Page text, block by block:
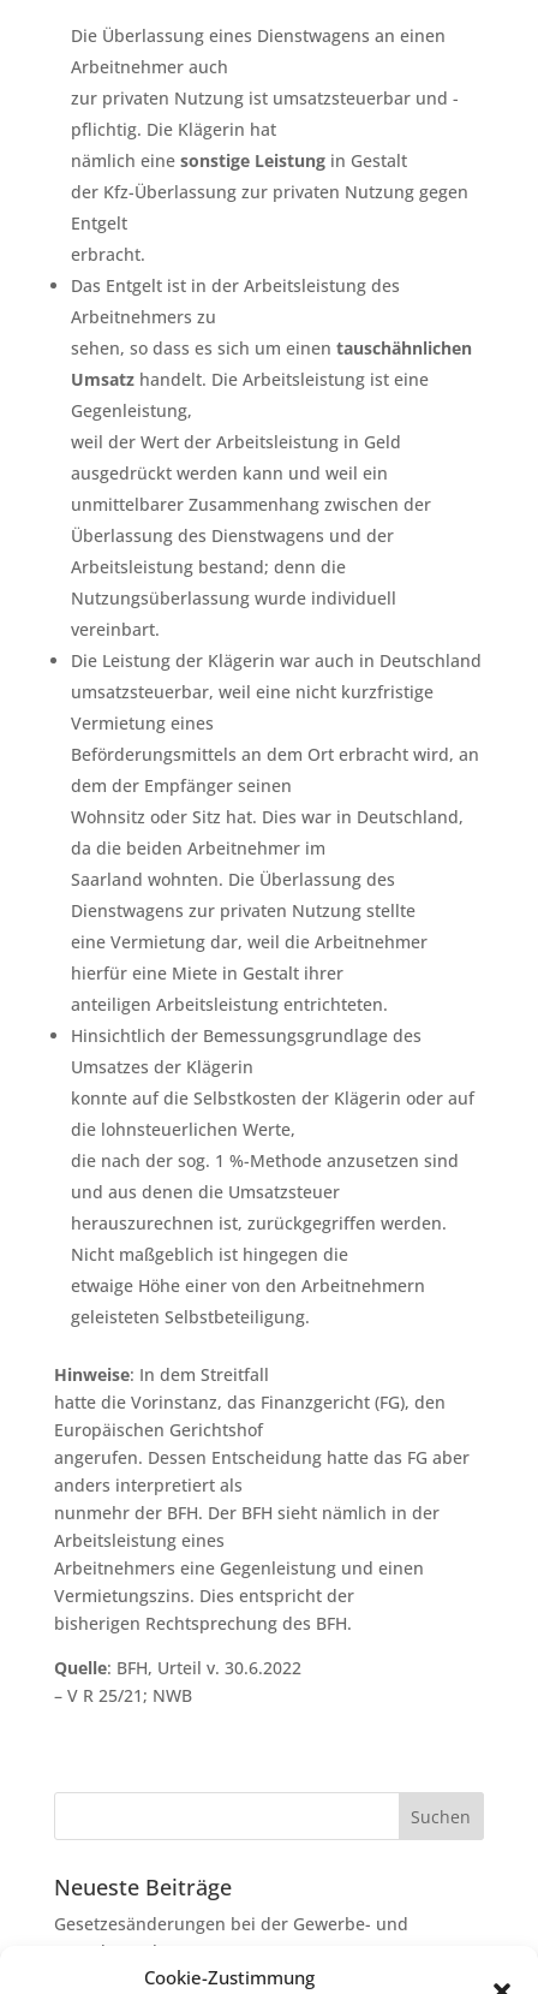
Cookie-Zustimmung
Die Überlassung eines Dienstwagens an einen
Arbeitnehmer auch
zur privaten Nutzung ist umsatzsteuerbar und -
pflichtig. Die Klägerin hat
nämlich eine sonstige Leistungin Gestalt
der Kfz-Überlassung zur privaten Nutzung gegen
Entgelt
erbracht.
Das Entgelt ist in der Arbeitsleistung des
Arbeitnehmers zu
sehen, so dass es sich um einen tauschähnlichen
Umsatzhandelt. Die Arbeitsleistung ist eine
Gegenleistung,
weil der Wert der Arbeitsleistung in Geld
ausgedrückt werden kann und weil ein
unmittelbarer Zusammenhang zwischen der
Überlassung des Dienstwagens und der
Arbeitsleistung bestand; denn die
Nutzungsüberlassung wurde individuell
vereinbart.
Die Leistung der Klägerin war auch in Deutschland
umsatzsteuerbar, weil eine nicht kurzfristige
Vermietung eines
Beförderungsmittels an dem Ort erbracht wird, an
dem der Empfänger seinen
Wohnsitz oder Sitz hat. Dies war in Deutschland,
da die beiden Arbeitnehmer im
Saarland wohnten. Die Überlassung des
Dienstwagens zur privaten Nutzung stellte
eine Vermietung dar, weil die Arbeitnehmer
hierfür eine Miete in Gestalt ihrer
anteiligen Arbeitsleistung entrichteten.
Hinsichtlich der Bemessungsgrundlage des
Umsatzes der Klägerin
konnte auf die Selbstkosten der Klägerin oder auf
die lohnsteuerlichen Werte,
die nach der sog. 1 %-Methode anzusetzen sind
und aus denen die Umsatzsteuer
herauszurechnen ist, zurückgegriffen werden.
Nicht maßgeblich ist hingegen die
etwaige Höhe einer von den Arbeitnehmern
geleisteten Selbstbeteiligung.
Hinweise: In dem Streitfall
hatte die Vorinstanz, das Finanzgericht (FG), den
Europäischen Gerichtshof
angerufen. Dessen Entscheidung hatte das FG aber
anders interpretiert als
nunmehr der BFH. Der BFH sieht nämlich in der
Arbeitsleistung eines
Arbeitnehmers eine Gegenleistung und einen
Vermietungszins. Dies entspricht der
bisherigen Rechtsprechung des BFH.
Quelle: BFH, Urteil v. 30.6.2022
– V R 25/21; NWB
Neueste Beiträge
Gesetzesänderungen bei der Gewerbe- und
Grunderwerbsteuer
Erbschaftsteuer: Rechtsanwaltskosten bei Streit über